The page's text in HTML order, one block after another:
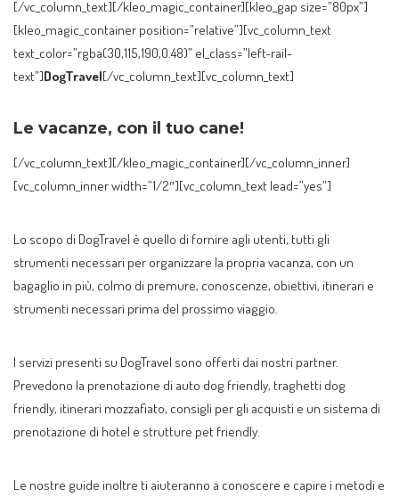
[/vc_column_text][/kleo_magic_container][kleo_gap size=”80px”]
[kleo_magic_container position=”relative”][vc_column_text
text_color=”rgba(30,115,190,0.48)” el_class=”left-rail-
text”]DogTravel[/vc_column_text][vc_column_text]
Le vacanze, con il tuo cane!
[/vc_column_text][/kleo_magic_container][/vc_column_inner]
[vc_column_inner width=”1/2″][vc_column_text lead=”yes”]
Lo scopo di DogTravel è quello di fornire agli utenti, tutti gli
strumenti necessari per organizzare la propria vacanza, con un
bagaglio in più, colmo di premure, conoscenze, obiettivi, itinerari e
strumenti necessari prima del prossimo viaggio.
I servizi presenti su DogTravel sono offerti dai nostri partner.
Prevedono la prenotazione di auto dog friendly, traghetti dog
friendly, itinerari mozzafiato, consigli per gli acquisti e un sistema di
prenotazione di hotel e strutture pet friendly.
Le nostre guide inoltre ti aiuteranno a conoscere e capire i metodi e